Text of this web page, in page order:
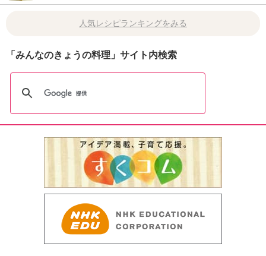
人気レシピランキングをみる
「みんなのきょうの料理」サイト内検索